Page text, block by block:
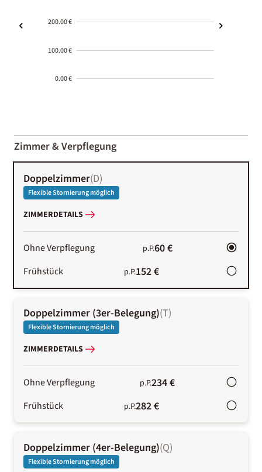
200.00 €
100.00 €
0.00 €
01-02
Zimmer & Verpflegung
Doppelzimmer(D)
Flexible Stornierung möglich
ZIMMERDETAILS
Ohne Verpflegung p.P.60 €
Frühstück p.P.152 €
Doppelzimmer (3er-Belegung)(T)
Flexible Stornierung möglich
ZIMMERDETAILS
Ohne Verpflegung p.P.234 €
Frühstück p.P.282 €
Doppelzimmer (4er-Belegung)(Q)
Flexible Stornierung möglich